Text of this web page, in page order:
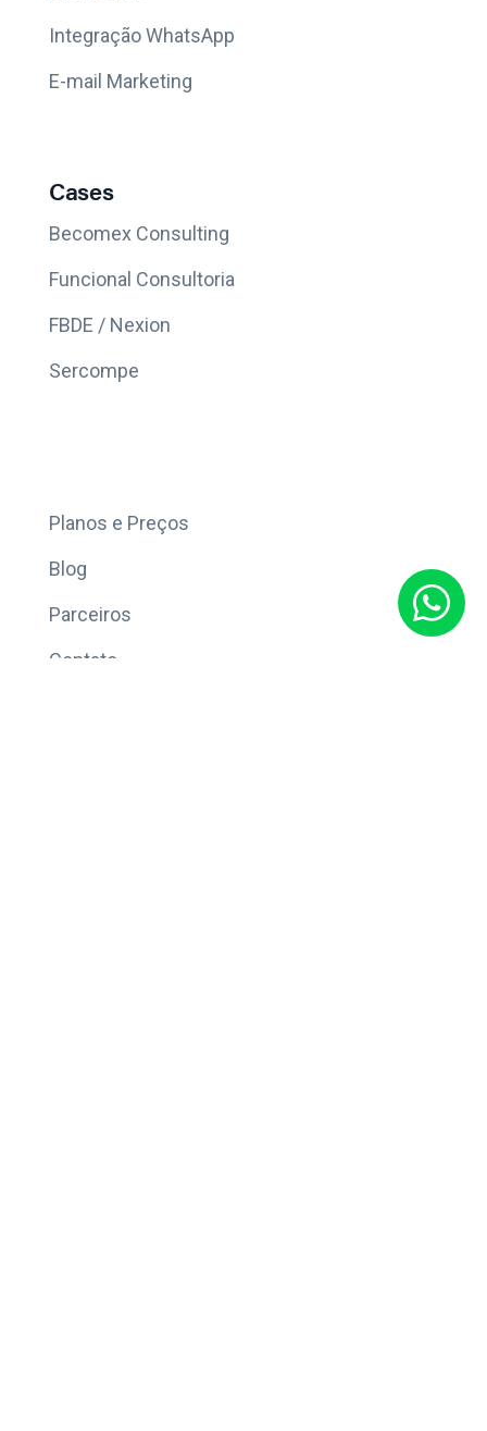
Integração WhatsApp
E-mail Marketing
Cases
Becomex Consulting
Funcional Consultoria
FBDE / Nexion
Sercompe
Planos e Preços
Blog
Parceiros
Contato